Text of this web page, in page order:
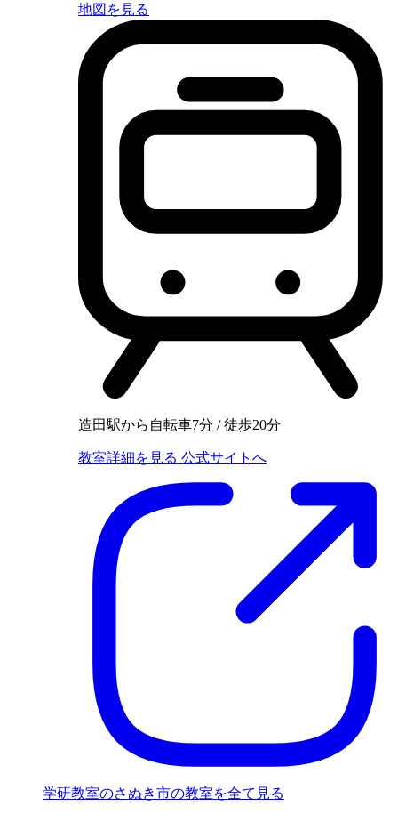
地図を見る
造田駅から自転車7分 / 徒歩20分
教室詳細を見る 公式サイトへ
学研教室のさぬき市の教室を全て見る